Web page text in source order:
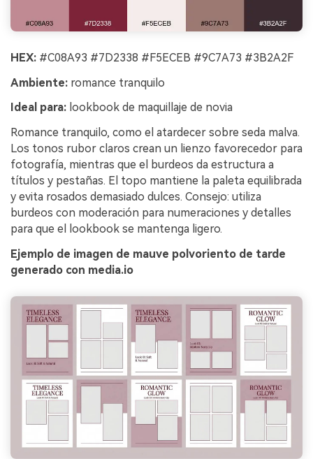
HEX: #C08A93 #7D2338 #F5ECEB #9C7A73 #3B2A2F
Ambiente: romance tranquilo
Ideal para: lookbook de maquillaje de novia
Romance tranquilo, como el atardecer sobre seda malva.
Los tonos rubor claros crean un lienzo favorecedor para
fotografía, mientras que el burdeos da estructura a
títulos y pestañas. El topo mantiene la paleta equilibrada
y evita rosados demasiado dulces. Consejo: utiliza
burdeos con moderación para numeraciones y detalles
para que el lookbook se mantenga ligero.
Ejemplo de imagen de mauve polvoriento de tarde
generado con media.io